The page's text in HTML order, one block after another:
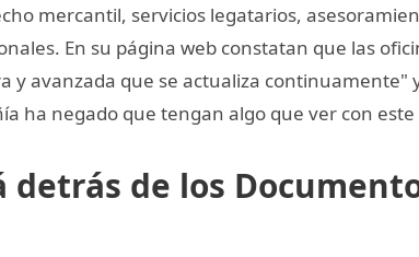
mercantil, servicios legatarios,
En su página web constatan que las
y avanzada que se actualiza continuamente"
ha negado que tengan algo que ver con
detrás de los